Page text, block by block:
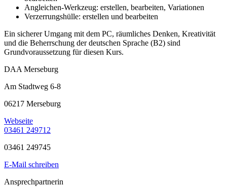
Angleichen-Werkzeug: erstellen, bearbeiten, Variationen
Verzerrungshülle: erstellen und bearbeiten
Ein sicherer Umgang mit dem PC, räumliches Denken, Kreativität
und die Beherrschung der deutschen Sprache (B2) sind
Grundvoraussetzung für diesen Kurs.
DAA Merseburg
Am Stadtweg 6-8
06217 Merseburg
Webseite
03461 249712
03461 249745
E-Mail schreiben
Ansprechpartnerin